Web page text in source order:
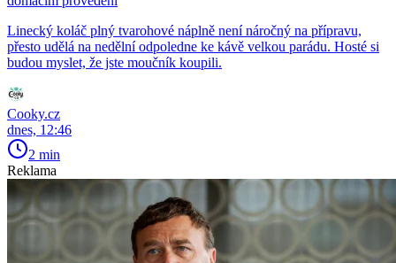
Linecký koláč plný tvarohové náplně není náročný na přípravu,
přesto udělá na nedělní odpoledne ke kávě velkou parádu. Hosté si
budou myslet, že jste moučník koupili.
Cooky.cz
dnes, 12:46
2 min
Reklama